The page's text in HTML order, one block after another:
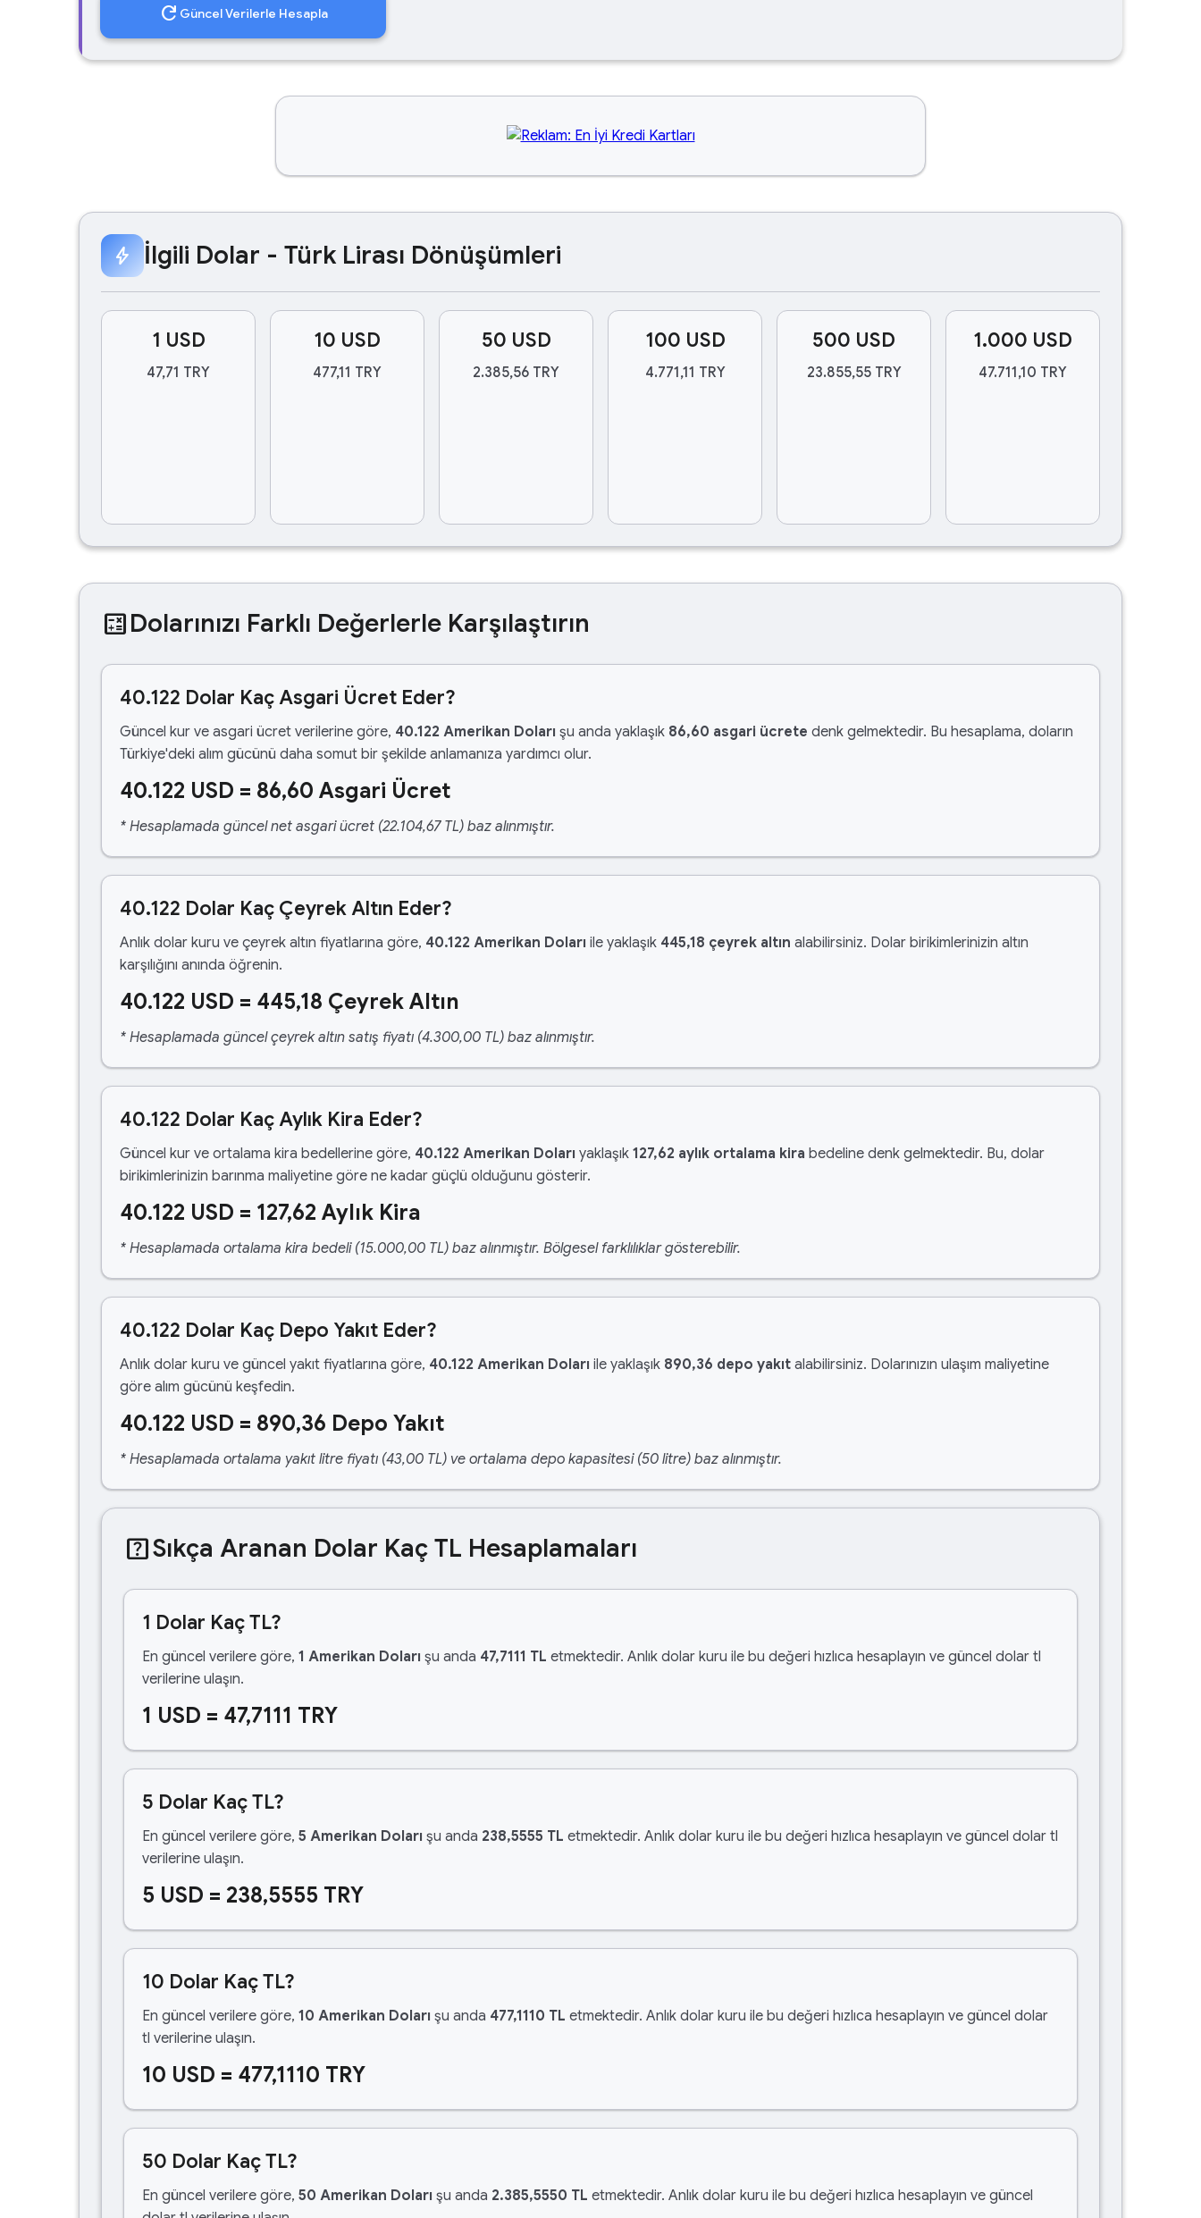
refresh Güncel Verilerle Hesapla
bolt İlgili Dolar - Türk Lirası Dönüşümleri
1 USD
47,71 TRY
10 USD
477,11 TRY
50 USD
2.385,56 TRY
100 USD
4.771,11 TRY
500 USD
23.855,55 TRY
1.000 USD
47.711,10 TRY
calculateDolarınızı Farklı Değerlerle Karşılaştırın
40.122 Dolar Kaç Asgari Ücret Eder?
Güncel kur ve asgari ücret verilerine göre, 40.122 Amerikan Doları şu anda yaklaşık 86,60 asgari ücrete denk gelmektedir. Bu hesaplama, doların
Türkiye'deki alım gücünü daha somut bir şekilde anlamanıza yardımcı olur.
40.122 USD = 86,60 Asgari Ücret
* Hesaplamada güncel net asgari ücret (22.104,67 TL) baz alınmıştır.
40.122 Dolar Kaç Çeyrek Altın Eder?
Anlık dolar kuru ve çeyrek altın fiyatlarına göre, 40.122 Amerikan Doları ile yaklaşık 445,18 çeyrek altın alabilirsiniz. Dolar birikimlerinizin altın
karşılığını anında öğrenin.
40.122 USD = 445,18 Çeyrek Altın
* Hesaplamada güncel çeyrek altın satış fiyatı (4.300,00 TL) baz alınmıştır.
40.122 Dolar Kaç Aylık Kira Eder?
Güncel kur ve ortalama kira bedellerine göre, 40.122 Amerikan Doları yaklaşık 127,62 aylık ortalama kira bedeline denk gelmektedir. Bu, dolar
birikimlerinizin barınma maliyetine göre ne kadar güçlü olduğunu gösterir.
40.122 USD = 127,62 Aylık Kira
* Hesaplamada ortalama kira bedeli (15.000,00 TL) baz alınmıştır. Bölgesel farklılıklar gösterebilir.
40.122 Dolar Kaç Depo Yakıt Eder?
Anlık dolar kuru ve güncel yakıt fiyatlarına göre, 40.122 Amerikan Doları ile yaklaşık 890,36 depo yakıt alabilirsiniz. Dolarınızın ulaşım maliyetine
göre alım gücünü keşfedin.
40.122 USD = 890,36 Depo Yakıt
* Hesaplamada ortalama yakıt litre fiyatı (43,00 TL) ve ortalama depo kapasitesi (50 litre) baz alınmıştır.
help_centerSıkça Aranan Dolar Kaç TL Hesaplamaları
1 Dolar Kaç TL?
En güncel verilere göre, 1 Amerikan Doları şu anda 47,7111 TL etmektedir. Anlık dolar kuru ile bu değeri hızlıca hesaplayın ve güncel dolar tl
verilerine ulaşın.
1 USD = 47,7111 TRY
5 Dolar Kaç TL?
En güncel verilere göre, 5 Amerikan Doları şu anda 238,5555 TL etmektedir. Anlık dolar kuru ile bu değeri hızlıca hesaplayın ve güncel dolar tl
verilerine ulaşın.
5 USD = 238,5555 TRY
10 Dolar Kaç TL?
En güncel verilere göre, 10 Amerikan Doları şu anda 477,1110 TL etmektedir. Anlık dolar kuru ile bu değeri hızlıca hesaplayın ve güncel dolar
tl verilerine ulaşın.
10 USD = 477,1110 TRY
50 Dolar Kaç TL?
En güncel verilere göre, 50 Amerikan Doları şu anda 2.385,5550 TL etmektedir. Anlık dolar kuru ile bu değeri hızlıca hesaplayın ve güncel